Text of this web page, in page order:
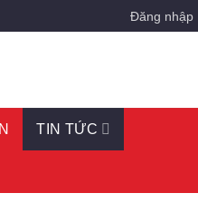
Đăng nhập
TIN TỨC